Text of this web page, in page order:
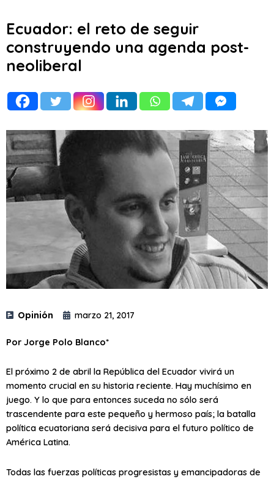
Ecuador: el reto de seguir
construyendo una agenda post-
neoliberal
Opinión marzo 21, 2017
Por Jorge Polo Blanco*
El próximo 2 de abril la República del Ecuador vivirá un
momento crucial en su historia reciente. Hay muchísimo en
juego. Y lo que para entonces suceda no sólo será
trascendente para este pequeño y hermoso país; la batalla
política ecuatoriana será decisiva para el futuro político de
América Latina.
Todas las fuerzas políticas progresistas y emancipadoras de